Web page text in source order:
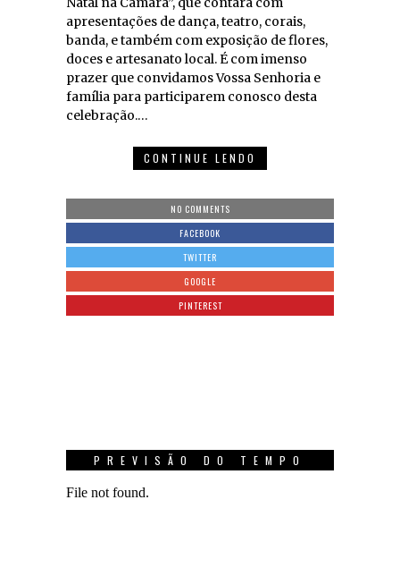
apresentações de dança, teatro, corais,
banda, e também com exposição de flores,
doces e artesanato local. É com imenso
prazer que convidamos Vossa Senhoria e
família para participarem conosco desta
celebração.…
CONTINUE LENDO
NO COMMENTS
FACEBOOK
TWITTER
GOOGLE
PINTEREST
PREVISÃO DO TEMPO